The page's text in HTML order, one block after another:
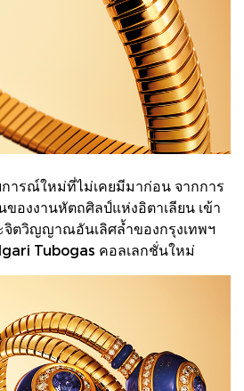
ารณ์ใหม่ที่ไม่เคยมีมาก่อน จากการ
องงานหัตถศิลป์แห่งอิตาเลียน เข้า
ตวิญญาณอันเลิศล้ำของกรุงเทพฯ
Tubogas คอลเลกชั่นใหม่